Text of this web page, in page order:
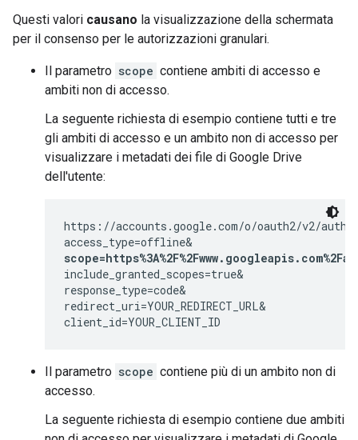
Questi valori causano la visualizzazione della schermata
per il consenso per le autorizzazioni granulari.
Il parametro scope contiene ambiti di accesso e
ambiti non di accesso.
La seguente richiesta di esempio contiene tutti e tre
gli ambiti di accesso e un ambito non di accesso per
visualizzare i metadati dei file di Google Drive
dell'utente:
https://accounts.google.com/o/oauth2/v2/auth?
include_granted_scopes=true&
response_type=code&
redirect_uri=YOUR_REDIRECT_URL&
client_id=YOUR_CLIENT_ID
Il parametro scope contiene più di un ambito non di
accesso.
La seguente richiesta di esempio contiene due ambiti